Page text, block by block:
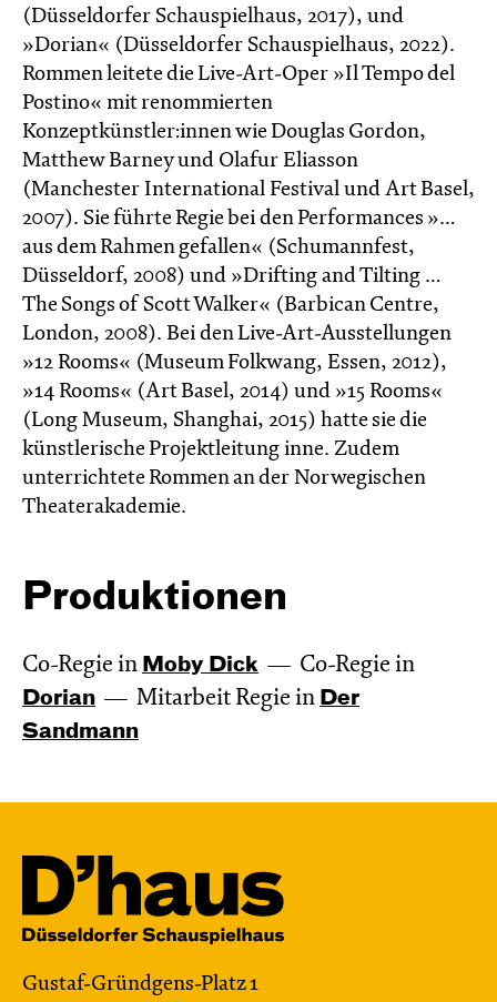
(Düsseldorfer Schauspielhaus, 2017), und
»Dorian« (Düsseldorfer Schauspielhaus, 2022).
Rommen leitete die Live-Art-Oper »Il Tempo del
Postino« mit renommierten
Konzeptkünstler:innen wie Douglas Gordon,
Matthew Barney und Olafur Eliasson
(Manchester International Festival und Art Basel,
2007). Sie führte Regie bei den Performances »…
aus dem Rahmen gefallen« (Schumannfest,
Düsseldorf, 2008) und »Drifting and Tilting …
The Songs of Scott Walker« (Barbican Centre,
London, 2008). Bei den Live-Art-Ausstellungen
»12 Rooms« (Museum Folkwang, Essen, 2012),
»14 Rooms« (Art Basel, 2014) und »15 Rooms«
(Long Museum, Shanghai, 2015) hatte sie die
künstlerische Projektleitung inne. Zudem
unterrichtete Rommen an der Norwegischen
Theaterakademie.
Produktionen
Co-Regie in Moby Dick Co-Regie in
Dorian Mitarbeit Regie in Der
Sandmann
Gustaf-Gründgens-Platz 1